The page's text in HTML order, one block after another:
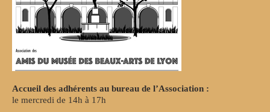
Accueil des adhérents au bureau de l’Association :
le mercredi de 14h à 17h